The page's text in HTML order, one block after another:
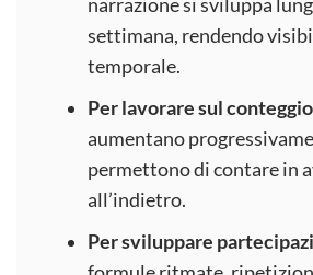
narrazione si sviluppa
settimana, rendendo
temporale.
Per lavorare sul
aumentano
permettono di contare in
all’indietro.
Per sviluppare